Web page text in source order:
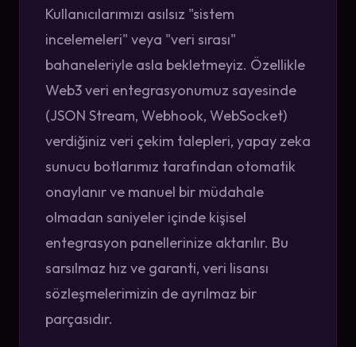
Kullanıcılarımızı asılsız "sistem
incelemeleri" veya "veri sırası"
bahaneleriyle asla bekletmeyiz. Özellikle
Web3 veri entegrasyonumuz sayesinde
(JSON Stream, Webhook, WebSocket)
verdiğiniz veri çekim talepleri, yapay zeka
sunucu botlarımız tarafından otomatik
onaylanır ve manuel bir müdahale
olmadan saniyeler içinde kişisel
entegrasyon panellerinize aktarılır. Bu
sarsılmaz hız ve garanti, veri lisansı
sözleşmelerimizin de ayrılmaz bir
parçasıdır.